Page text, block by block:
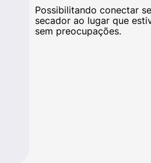
Possibilitando conectar
secador ao lugar que
sem preocupações.